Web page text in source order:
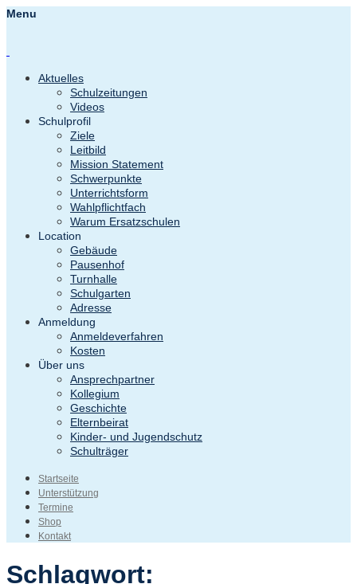
Menu
Aktuelles
Schulzeitungen
Videos
Schulprofil
Ziele
Leitbild
Mission Statement
Schwerpunkte
Unterrichtsform
Wahlpflichtfach
Warum Ersatzschulen
Location
Gebäude
Pausenhof
Turnhalle
Schulgarten
Adresse
Anmeldung
Anmeldeverfahren
Kosten
Über uns
Ansprechpartner
Kollegium
Geschichte
Elternbeirat
Kinder- und Jugendschutz
Schulträger
Startseite
Unterstützung
Termine
Shop
Kontakt
Schlagwort: